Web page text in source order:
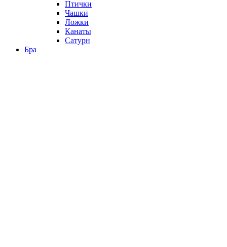
Птички
Чашки
Ложки
Канаты
Сатурн
Бра